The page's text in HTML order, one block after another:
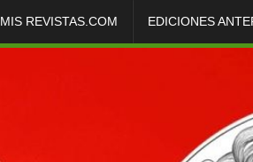
MIS REVISTAS.COM EDICIONES